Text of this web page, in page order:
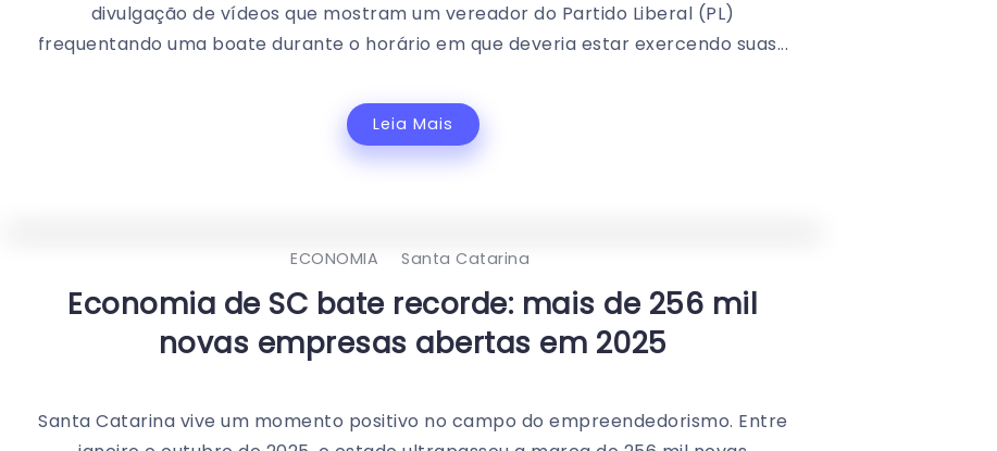
divulgação de vídeos que mostram um vereador do Partido Liberal (PL)
frequentando uma boate durante o horário em que deveria estar exercendo suas...
Leia Mais
ECONOMIA Santa Catarina
Economia de SC bate recorde: mais de 256 mil
novas empresas abertas em 2025
Santa Catarina vive um momento positivo no campo do empreendedorismo. Entre